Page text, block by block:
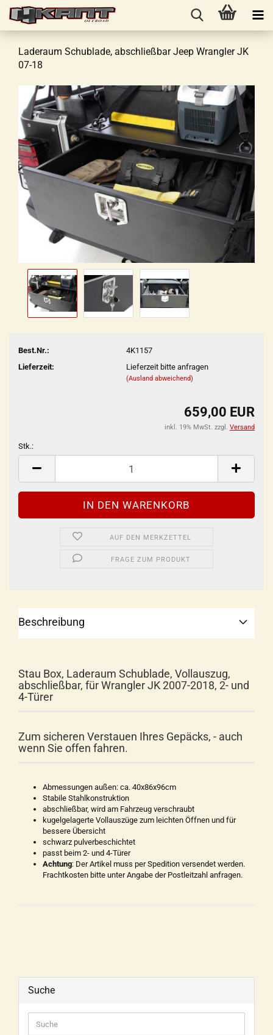
Laderaum Schublade, abschließbar Jeep Wrangler JK
07-18
Best.Nr.:
4K1157
Lieferzeit:
Lieferzeit bitte anfragen
(Ausland abweichend)
659,00 EUR
inkl. 19% MwSt. zzgl. Versand
Stk.:
Stk.
AUF DEN MERKZETTEL
FRAGE ZUM PRODUKT
Beschreibung
Stau Box, Laderaum Schublade, Vollauszug,
abschließbar, für Wrangler JK 2007-2018, 2- und
4-Türer
Zum sicheren Verstauen Ihres Gepäcks, - auch
wenn Sie offen fahren.
Abmessungen außen: ca. 40x86x96cm
Stabile Stahlkonstruktion
abschließbar, wird am Fahrzeug verschraubt
kugelgelagerte Vollauszüge zum leichten Öffnen und für
bessere Übersicht
schwarz pulverbeschichtet
passt beim 2- und 4-Türer
Achtung: Der Artikel muss per Spedition versendet werden.
Frachtkosten bitte unter Angabe der Postleitzahl anfragen.
Suche